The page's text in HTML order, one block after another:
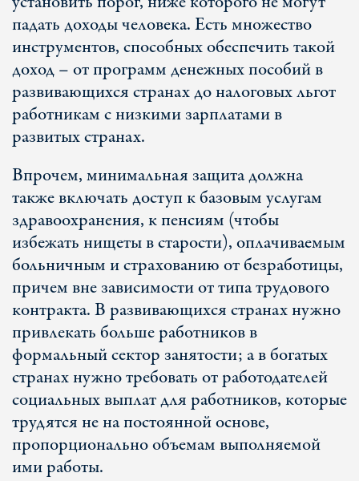
падать доходы человека. Есть множество
инструментов, способных обеспечить такой
доход – от программ денежных пособий в
развивающихся странах до налоговых льгот
работникам с низкими зарплатами в
развитых странах.
Впрочем, минимальная защита должна
также включать доступ к базовым услугам
здравоохранения, к пенсиям (чтобы
избежать нищеты в старости), оплачиваемым
больничным и страхованию от безработицы,
причем вне зависимости от типа трудового
контракта. В развивающихся странах нужно
привлекать больше работников в
формальный сектор занятости; а в богатых
странах нужно требовать от работодателей
социальных выплат для работников, которые
трудятся не на постоянной основе,
пропорционально объемам выполняемой
ими работы.